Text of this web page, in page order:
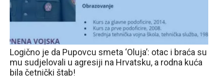
Logično je da Pupovcu smeta ‘Oluja’: otac i braća su
mu sudjelovali u agresiji na Hrvatsku, a rodna kuća
bila četnički štab!